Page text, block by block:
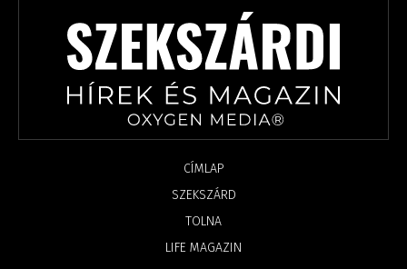
CÍMLAP
SZEKSZÁRD
TOLNA
LIFE MAGAZIN